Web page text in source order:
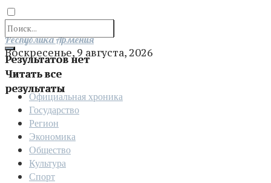
Результатов нет
Читать все
результаты
Отправить
Республика Армения
Воскресенье, 9 августа, 2026
Официальная хроника
Государство
Регион
Экономика
Общество
Культура
Спорт